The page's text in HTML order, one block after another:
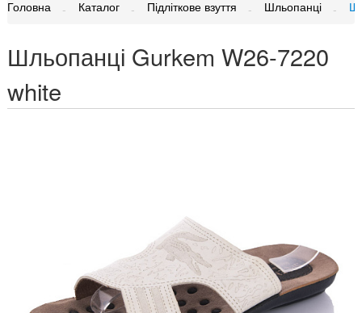
Головна Каталог Підліткове взуття Шльопанці
Шльопанці Gurkem W26-7220
white